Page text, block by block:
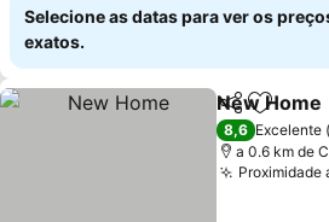
Selecione as datas para ver os
exatos.
Partilhar
New Home
8,6 Excelente
a 0.6 km de
Proximidade